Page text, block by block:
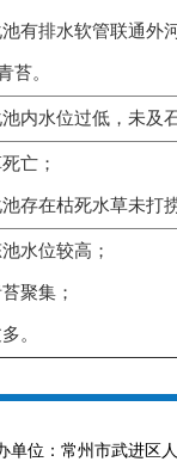
有排水软管联通外
苔。
池内水位过低，未及
亡；
存在枯死水草未打
水位较高；
聚集；
。
单位：常州市武进